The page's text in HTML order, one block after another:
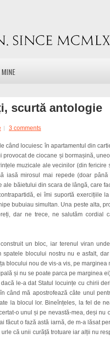
MINE
scurtă antologie
3 comments
când locuiesc în apartamentul din
de ciocane și bormașină,
muzicale ale vecinilor (din fericire
iasă mirosul mai repede (doar
ale băietului din scara de lângă, care
ei îmi suportă exercițiile
bubuiau simultan. Una peste alta,
dar ne trece, ne salutăm cordial
un bloc, iar terenul viran
spatele blocului nostru nu e asfalt,
blocului nou de vis-a vis, pe
și nu se poate parca pe marginea
le-a dat Statul locuințe cu chirii
când mă apostrofează câte unul
la blocul lor. Bineînțeles, la fel de
o unul și pe nevastă-mea, deși nu
făcut o fază astă iarnă, de m-a lăsat
că unii curăță trotuare iar alții nu